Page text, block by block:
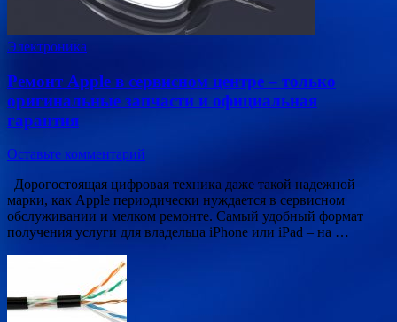
Электроника
Ремонт Apple в сервисном центре – только
оригинальные запчасти и официальная
гарантия
Оставьте комментарий
Дорогостоящая цифровая техника даже такой надежной
марки, как Apple периодически нуждается в сервисном
обслуживании и мелком ремонте. Самый удобный формат
получения услуги для владельца iPhone или iPad – на …